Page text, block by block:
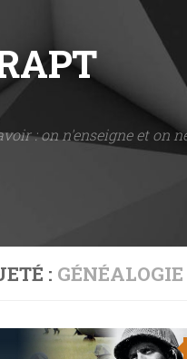
: on n'enseigne et on
: GÉNÉALOGIE